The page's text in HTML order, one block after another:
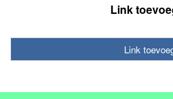
Link
Link